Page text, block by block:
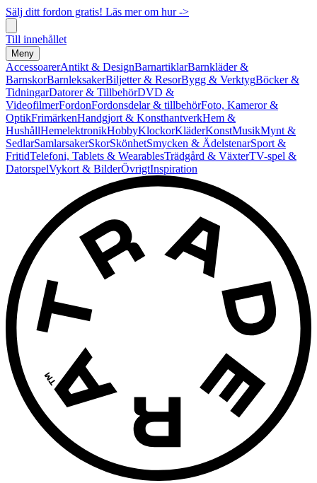
Sälj ditt fordon gratis! Läs mer om hur ->
Till innehållet
Meny
AccessoarerAntikt & DesignBarnartiklarBarnkläder &
BarnskorBarnleksakerBiljetter & ResorBygg & VerktygBöcker &
TidningarDatorer & TillbehörDVD &
VideofilmerFordonFordonsdelar & tillbehörFoto, Kameror &
OptikFrimärkenHandgjort & KonsthantverkHem &
HushållHemelektronikHobbyKlockorKläderKonstMusikMynt &
SedlarSamlarsakerSkorSkönhetSmycken & ÄdelstenarSport &
FritidTelefoni, Tablets & WearablesTrädgård & VäxterTV-spel &
DatorspelVykort & BilderÖvrigtInspiration